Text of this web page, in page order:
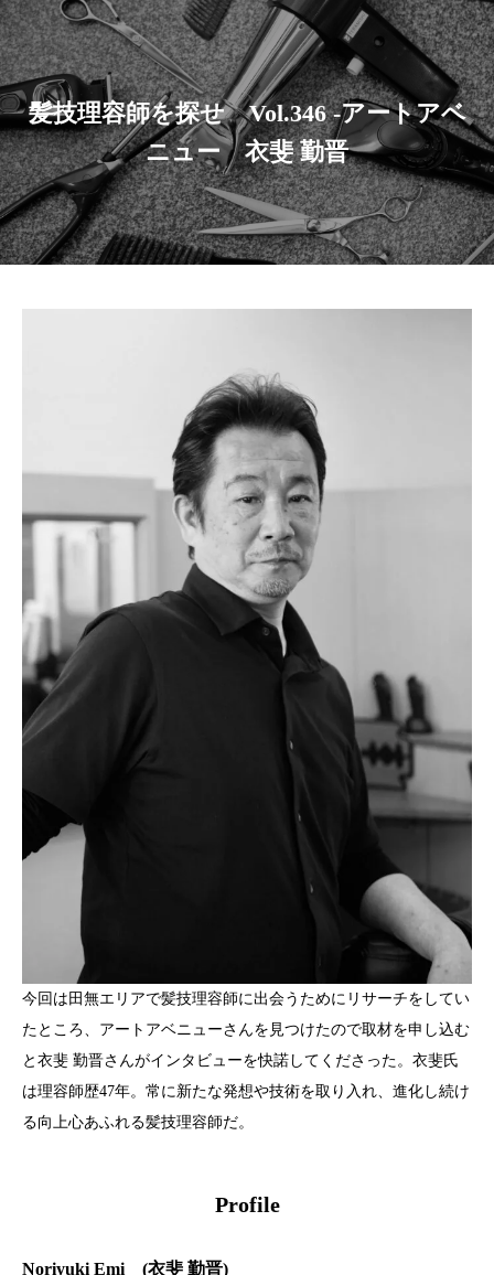
髪技理容師を探せ Vol.346 -アートアベ
ニュー 衣斐 勤晋
今回は田無エリアで髪技理容師に出会うためにリサーチをしてい
たところ、アートアベニューさんを見つけたので取材を申し込む
と衣斐 勤晋さんがインタビューを快諾してくださった。衣斐氏
は理容師歴47年。常に新たな発想や技術を取り入れ、進化し続け
る向上心あふれる髪技理容師だ。
Profile
Noriyuki Emi (衣斐 勤晋)